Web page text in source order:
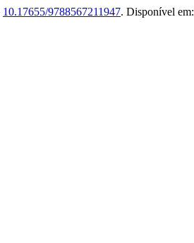
10.17655/9788567211947. Disponível em: